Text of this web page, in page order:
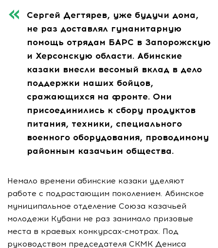
Сергей Дегтярев, уже будучи дома,
не раз доставлял гуманитарную
помощь отрядам БАРС в Запорожскую
и Херсонскую области. Абинские
казаки внесли весомый вклад в дело
поддержки наших бойцов,
сражающихся на фронте. Они
присоединились к сбору продуктов
питания, техники, специального
военного оборудования, проводимому
районным казачьим общества.
Немало времени абинские казаки уделяют
работе с подрастающим поколением. Абинское
муниципальное отделение Союза казачьей
молодежи Кубани не раз занимало призовые
места в краевых конкурсах-смотрах. Под
руководством председателя СКМК Дениса